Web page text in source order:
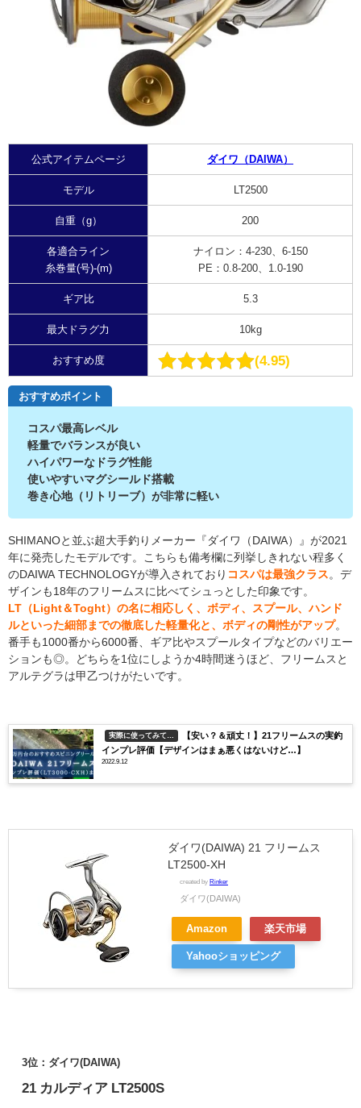
公式アイテムページ ダイワ（DAIWA）
モデル LT2500
自重（g） 200
各適合ライン
糸巻量(号)-(m)
ナイロン： 4-230、6-150
PE： 0.8-200、1.0-190
ギア比 5.3
最大ドラグ力 10kg
おすすめ度 4.95
おすすめポイント
コスパ最高レベル
軽量でバランスが良い
ハイパワーなドラグ性能
使いやすいマグシールド搭載
巻き心地（リトリーブ）が非常に軽い
SHIMANOと並ぶ超大手釣りメーカー『ダイワ（DAIWA）』が2021
年に発売したモデルです。こちらも備考欄に列挙しきれない程多く
のDAIWA TECHNOLOGYが導入されており コスパは最強クラス
。デ
ザインも18年のフリームスに比べてシュっとした印象です。
LT（Light＆Toght）の名に相応しく、 ボディ、スプール、ハンド
ルといった細部までの徹底した軽量化と、ボディの剛性がアップ。
番手も1000番から6000番、ギア比やスプールタイプなどのバリエー
ションも◎。どちらを1位にしようか4時間迷うほど、フリームスと
アルテグラは甲乙つけがたいです。
実際に使ってみて…
【安い？＆頑丈！】21フリームスの実釣
インプレ評価【デザインはまぁ悪くはないけど…】
2022.9.12
ダイワ(DAIWA) 21 フリームス
LT2500-XH
created by Rinker
ダイワ(DAIWA)
Amazon 楽天市場
Yahooショッピング
3位： ダイワ(DAIWA)
21 カルディア LT2500S